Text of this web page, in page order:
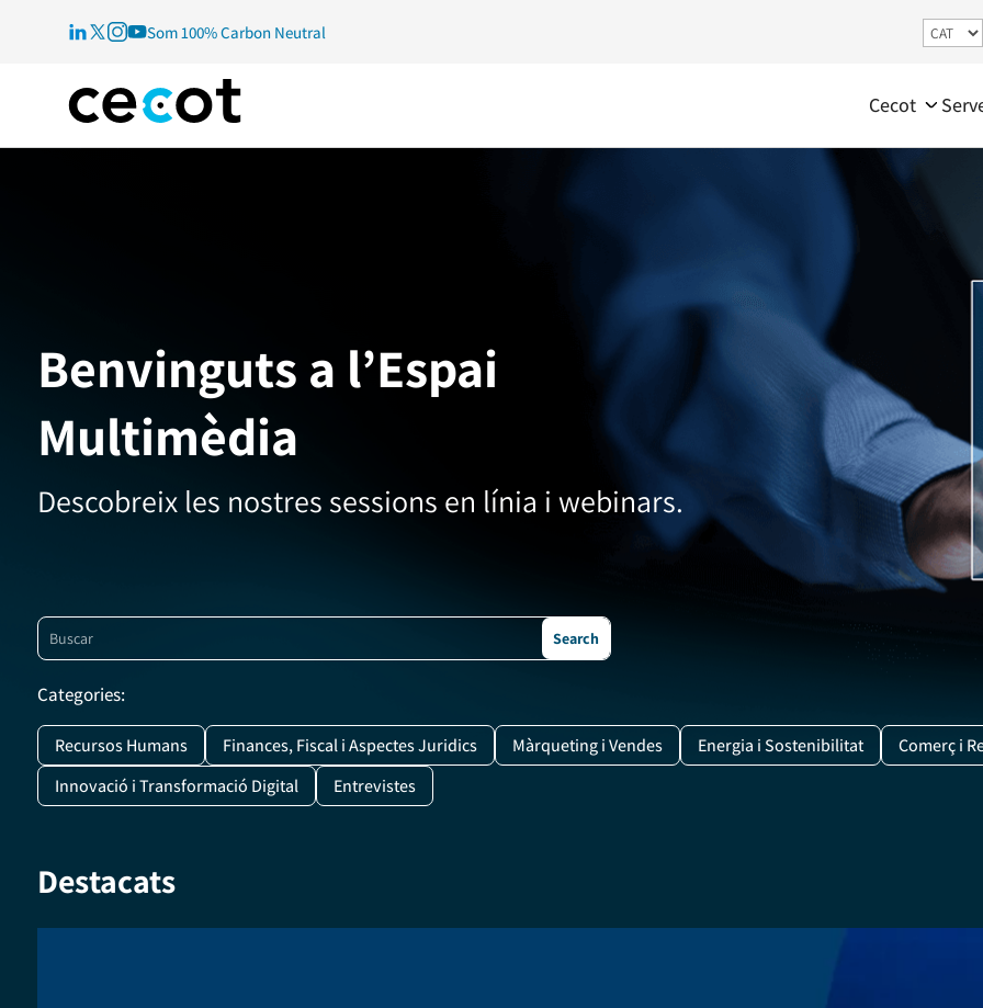
Som 100% Carbon Neutral
Cecot
Benvinguts a l’Espai
Multimèdia
Descobreix les nostres sessions en línia i webinars.
Categories:
Recursos Humans Finances, Fiscal i Aspectes Juridics Màrqueting i Vendes Energia i Sostenibilitat
Comerç i
Innovació i Transformació Digital
Entrevistes
Destacats